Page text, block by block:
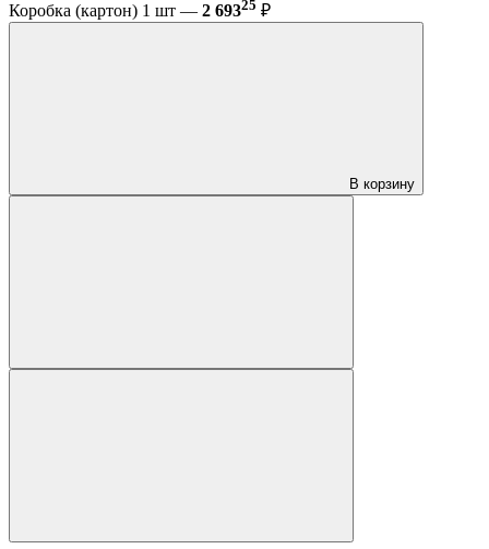
Коробка (картон) 1 шт — 2 69325 ₽
В корзину